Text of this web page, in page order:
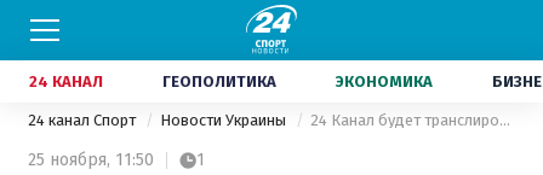
24 КАНАЛ ГЕОПОЛИТИКА ЭКОНОМИКА
24 канал Спорт Новости Украины 24 Канал будет транслировать матч Верес – Черноморец, смотрите игру на Телепортале и выигрывайте призы
25 ноября, 11:50 1